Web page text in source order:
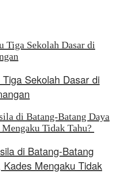
Sekolah Dasar di
di Batang-Batang
Mengaku Tidak